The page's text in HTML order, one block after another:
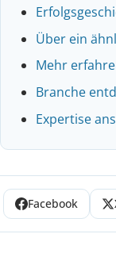
Über ein
Mehr
Branche
Expertise
Facebook